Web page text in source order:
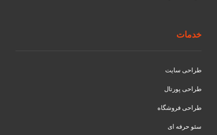
خدمات
طراحی سایت
طراحی پورتال
طراحی فروشگاه
سئو حرفه ای